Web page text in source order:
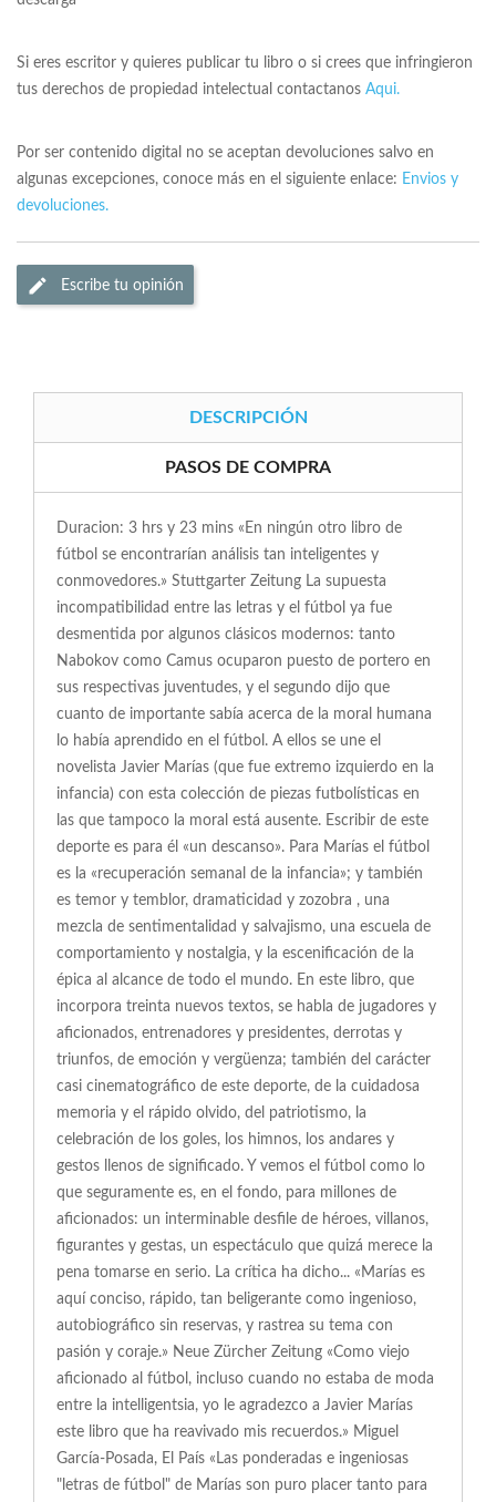
Si eres escritor y quieres publicar tu libro o si crees que infringieron
tus derechos de propiedad intelectual contactanos Aqui.
Por ser contenido digital no se aceptan devoluciones salvo en
algunas excepciones, conoce más en el siguiente enlace: Envios y
devoluciones.
Escribe tu opinión
DESCRIPCIÓN
PASOS DE COMPRA
Duracion: 3 hrs y 23 mins «En ningún otro libro de
fútbol se encontrarían análisis tan inteligentes y
conmovedores.» Stuttgarter Zeitung La supuesta
incompatibilidad entre las letras y el fútbol ya fue
desmentida por algunos clásicos modernos: tanto
Nabokov como Camus ocuparon puesto de portero en
sus respectivas juventudes, y el segundo dijo que
cuanto de importante sabía acerca de la moral humana
lo había aprendido en el fútbol. A ellos se une el
novelista Javier Marías (que fue extremo izquierdo en la
infancia) con esta colección de piezas futbolísticas en
las que tampoco la moral está ausente. Escribir de este
deporte es para él «un descanso». Para Marías el fútbol
es la «recuperación semanal de la infancia»; y también
es temor y temblor, dramaticidad y zozobra , una
mezcla de sentimentalidad y salvajismo, una escuela de
comportamiento y nostalgia, y la escenificación de la
épica al alcance de todo el mundo. En este libro, que
incorpora treinta nuevos textos, se habla de jugadores y
aficionados, entrenadores y presidentes, derrotas y
triunfos, de emoción y vergüenza; también del carácter
casi cinematográfico de este deporte, de la cuidadosa
memoria y el rápido olvido, del patriotismo, la
celebración de los goles, los himnos, los andares y
gestos llenos de significado. Y vemos el fútbol como lo
que seguramente es, en el fondo, para millones de
aficionados: un interminable desfile de héroes, villanos,
figurantes y gestas, un espectáculo que quizá merece la
pena tomarse en serio. La crítica ha dicho... «Marías es
aquí conciso, rápido, tan beligerante como ingenioso,
autobiográfico sin reservas, y rastrea su tema con
pasión y coraje.» Neue Zürcher Zeitung «Como viejo
aficionado al fútbol, incluso cuando no estaba de moda
entre la intelligentsia, yo le agradezco a Javier Marías
este libro que ha reavivado mis recuerdos.» Miguel
García-Posada, El País «Las ponderadas e ingeniosas
"letras de fútbol" de Marías son puro placer tanto para